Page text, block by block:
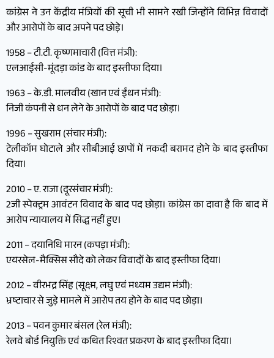
कांग्रेस ने उन केंद्रीय मंत्रियों की सूची भी सामने रखी जिन्होंने विभिन्न विवादों
और आरोपों के बाद अपने पद छोड़े।
1958 – टी.टी. कृष्णमाचारी (वित्त मंत्री):
एलआईसी-मूंदड़ा कांड के बाद इस्तीफा दिया।
1963 – के.डी. मालवीय (खान एवं ईंधन मंत्री):
निजी कंपनी से धन लेने के आरोपों के बाद पद छोड़ा।
1996 – सुखराम (संचार मंत्री):
टेलीकॉम घोटाले और सीबीआई छापों में नकदी बरामद होने के बाद इस्तीफा
दिया।
2010 – ए. राजा (दूरसंचार मंत्री):
2जी स्पेक्ट्रम आवंटन विवाद के बाद पद छोड़ा। कांग्रेस का दावा है कि बाद में
आरोप न्यायालय में सिद्ध नहीं हुए।
2011 – दयानिधि मारन (कपड़ा मंत्री):
एयरसेल-मैक्सिस सौदे को लेकर विवादों के बाद इस्तीफा दिया।
2012 – वीरभद्र सिंह (सूक्ष्म, लघु एवं मध्यम उद्यम मंत्री):
भ्रष्टाचार से जुड़े मामले में आरोप तय होने के बाद पद छोड़ा।
2013 – पवन कुमार बंसल (रेल मंत्री):
रेलवे बोर्ड नियुक्ति एवं कथित रिश्वत प्रकरण के बाद इस्तीफा दिया।